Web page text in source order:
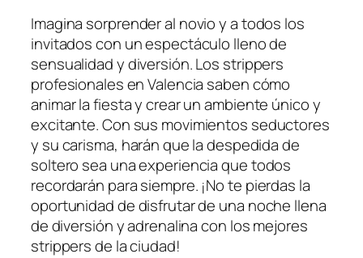
Imagina sorprender al novio y a todos los
invitados con un espectáculo lleno de
sensualidad y‌ diversión. Los strippers
profesionales⁤ en Valencia saben cómo
animar la‍ fiesta y crear un ambiente único y
excitante. Con sus movimientos seductores
y su carisma, harán⁣ que⁣ la despedida ⁤de
soltero sea una experiencia que todos
recordarán para siempre. ¡No te pierdas‍ la
oportunidad de disfrutar de una noche ​llena
⁣de ⁣diversión y adrenalina con los mejores
strippers de la ciudad!